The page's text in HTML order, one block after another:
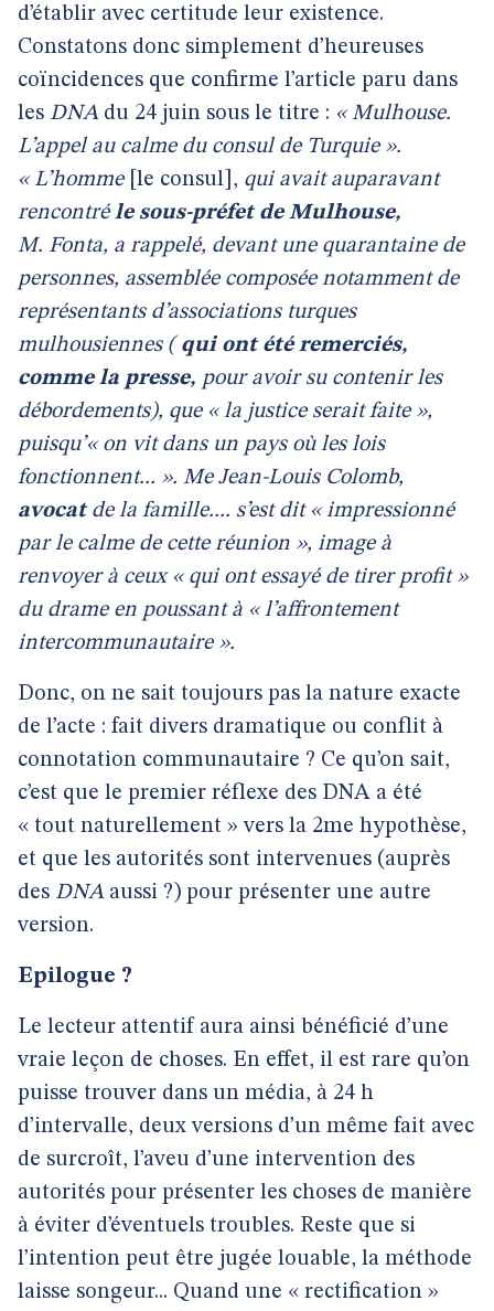
d’établir avec certitude leur existence.
Constatons donc simplement d’heureuses
coïncidences que confirme l’article paru dans
les DNAdu 24 juin sous le titre : « Mulhouse.
L’appel au calme du consul de Turquie ».
« L’homme [le consul], qui avait auparavant
rencontré le sous-préfet de Mulhouse,
M. Fonta, a rappelé, devant une quarantaine de
personnes, assemblée composée notamment de
représentants d’associations turques
mulhousiennes ( qui ont été remerciés,
comme la presse, pour avoir su contenir les
débordements), que « la justice serait faite »,
puisqu’« on vit dans un pays où les lois
fonctionnent... ». Me Jean-Louis Colomb,
avocat de la famille.... s’est dit « impressionné
par le calme de cette réunion », image à
renvoyer à ceux « qui ont essayé de tirer profit »
du drame en poussant à « l’affrontement
intercommunautaire ».
Donc, on ne sait toujours pas la nature exacte
de l’acte : fait divers dramatique ou conflit à
connotation communautaire ? Ce qu’on sait,
c’est que le premier réflexe des DNA a été
« tout naturellement » vers la 2me hypothèse,
et que les autorités sont intervenues (auprès
des DNAaussi ?) pour présenter une autre
version.
Epilogue ?
Le lecteur attentif aura ainsi bénéficié d’une
vraie leçon de choses. En effet, il est rare qu’on
puisse trouver dans un média, à 24 h
d’intervalle, deux versions d’un même fait avec
de surcroît, l’aveu d’une intervention des
autorités pour présenter les choses de manière
à éviter d’éventuels troubles. Reste que si
l’intention peut être jugée louable, la méthode
laisse songeur... Quand une « rectification »